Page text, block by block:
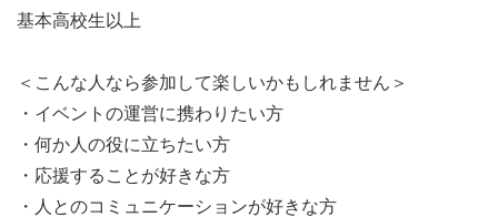
基本高校生以上
＜こんな人なら参加して楽しいかもしれません＞
・イベントの運営に携わりたい方
・何か人の役に立ちたい方
・応援することが好きな方
・人とのコミュニケーションが好きな方